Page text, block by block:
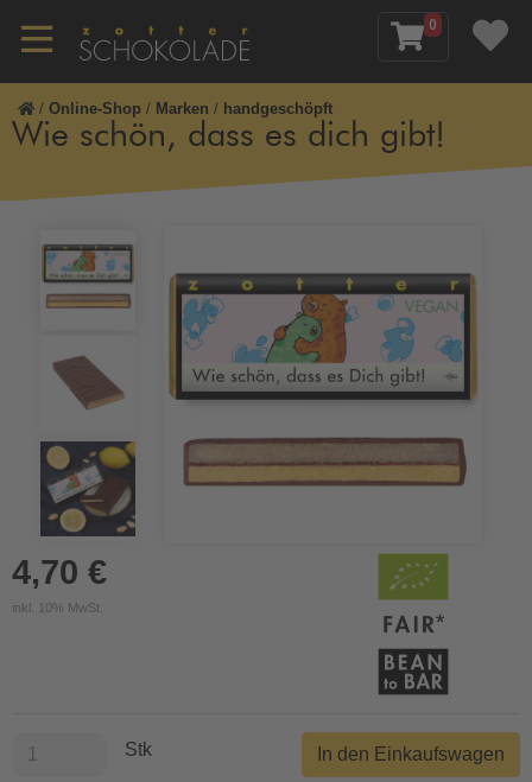
0
/ Online-Shop / Marken / handgeschöpft
Wie schön, dass es dich gibt!
4,70 €
inkl. 10% MwSt.
Stk In den Einkaufswagen